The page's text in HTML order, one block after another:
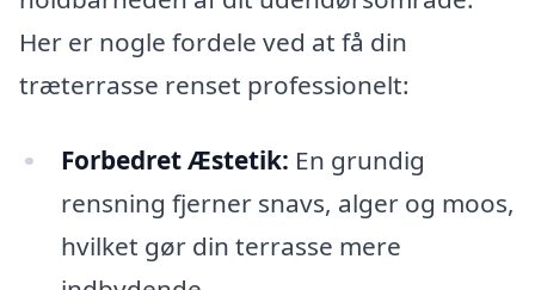
Her er nogle fordele ved at få din
træterrasse renset professionelt:
Forbedret Æstetik: En grundig
rensning fjerner snavs, alger og moos,
hvilket gør din terrasse mere